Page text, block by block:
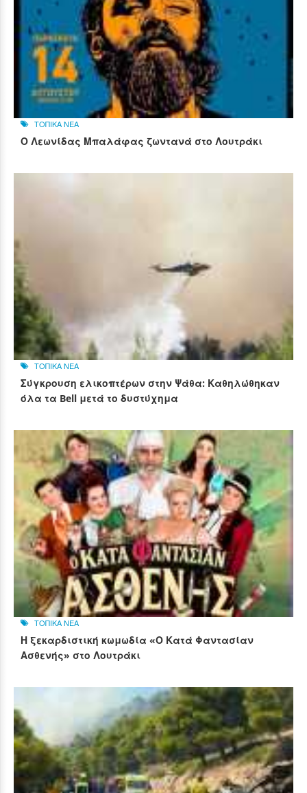
ΤΟΠΙΚΑ ΝΕΑ
Ο Λεωνίδας Μπαλάφας ζωντανά στο Λουτράκι
ΤΟΠΙΚΑ ΝΕΑ
Σύγκρουση ελικοπτέρων στην Ψάθα: Καθηλώθηκαν
όλα τα Bell μετά το δυστύχημα
ΤΟΠΙΚΑ ΝΕΑ
Η ξεκαρδιστική κωμωδία «Ο Κατά Φαντασίαν
Ασθενής» στο Λουτράκι